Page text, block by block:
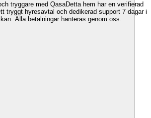
tryggare med QasaDetta hem har en verifierad
tryggt hyresavtal och dedikerad support 7 dagar i
Alla betalningar hanteras genom oss.